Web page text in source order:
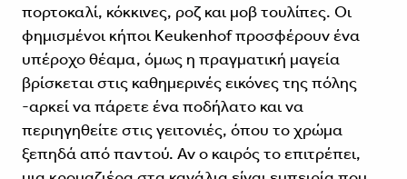
πορτοκαλί, κόκκινες, ροζ και μοβ τουλίπες. Οι
φημισμένοι κήποι Keukenhof προσφέρουν ένα
υπέροχο θέαμα, όμως η πραγματική μαγεία
βρίσκεται στις καθημερινές εικόνες της πόλης
-αρκεί να πάρετε ένα ποδήλατο και να
περιηγηθείτε στις γειτονιές, όπου το χρώμα
ξεπηδά από παντού. Αν ο καιρός το επιτρέπει,